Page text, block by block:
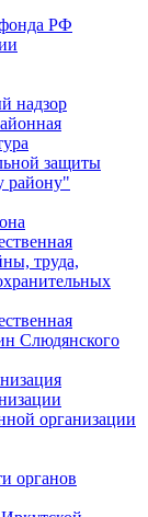
РФ
надзор
защиты
району"
труда,
Слюдянского
организации
органов